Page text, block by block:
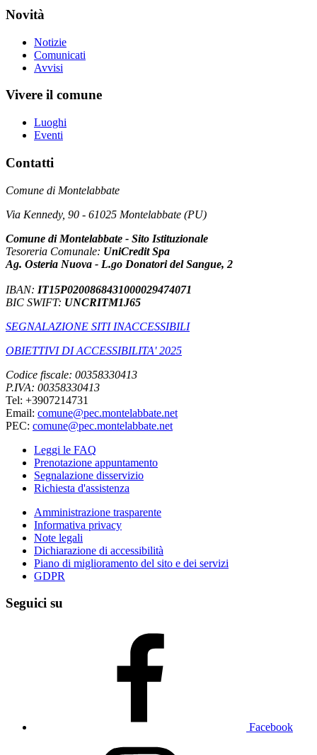
Novità
Notizie
Comunicati
Avvisi
Vivere il comune
Luoghi
Eventi
Contatti
Comune di Montelabbate
Via Kennedy, 90 - 61025 Montelabbate (PU)
Comune di Montelabbate - Sito Istituzionale
Tesoreria Comunale: UniCredit Spa
Ag. Osteria Nuova - L.go Donatori del Sangue, 2
IBAN: IT15P0200868431000029474071
BIC SWIFT: UNCRITM1J65
SEGNALAZIONE SITI INACCESSIBILI
OBIETTIVI DI ACCESSIBILITA' 2025
Codice fiscale: 00358330413
P.IVA: 00358330413
Tel: +3907214731
Email: comune@pec.montelabbate.net
PEC: comune@pec.montelabbate.net
Leggi le FAQ
Prenotazione appuntamento
Segnalazione disservizio
Richiesta d'assistenza
Amministrazione trasparente
Informativa privacy
Note legali
Dichiarazione di accessibilità
Piano di miglioramento del sito e dei servizi
GDPR
Seguici su
Facebook